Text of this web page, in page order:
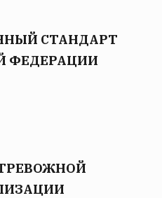
СТАНДАРТ
ФЕДЕРАЦИИ